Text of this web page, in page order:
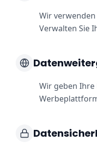
Wir
Verwalten Sie
Wir geben Ihre